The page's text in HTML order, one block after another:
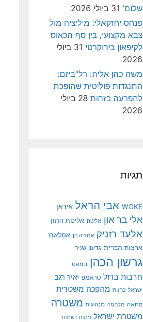
שלום' 31 ביולי 2026
פנחס יחזקאלי: מיליציה מול
צבא מקצועי, בין סף הכאוס
לקיפאון בירוקרטי
31 ביולי
2026
משה כהן אליה: רל"ביזם:
התנגדות פוליטית שהופכת
להפרעה בזהות
28 ביולי
2026
תגיות
WOKE אבי הראל איראן
אלי בר און אליטה אליטת ההון
אלעד רזניק אמציה חן אסלאם
ארצות הברית גדעון שניר
גרשון הכהן חמאס
חרבות ברזל טראמפ יאיר רגב
ישראל כרזות מהפכה משטרית
מחאה מלחמה מנהיגות משטרה
משטרת ישראל ניתוח רשתות